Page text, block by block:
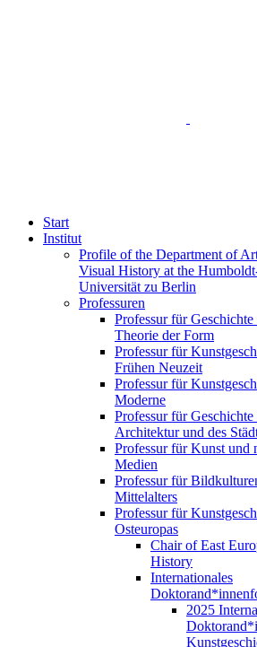
Start
Institut
Profile of the Department of
Visual History at the
Universität zu Berlin
Professuren
Professur für Geschichte
Theorie der Form
Professur für
Frühen Neuzeit
Professur für
Moderne
Professur für Geschichte
Architektur und des
Professur für Kunst und
Medien
Professur für
Mittelalters
Professur für
Osteuropas
Chair of East
History
Internationales
2025